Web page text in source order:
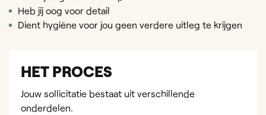
Heb jij oog voor detail
Dient hygiëne voor jou geen verdere uitleg te krijgen
HET PROCES
Jouw sollicitatie bestaat uit verschillende
onderdelen.